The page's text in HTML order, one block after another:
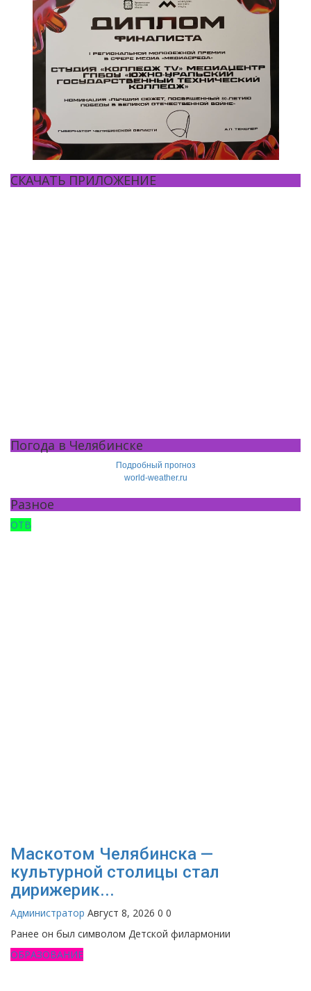
СКАЧАТЬ ПРИЛОЖЕНИЕ
Погода в Челябинске
Подробный прогноз
world-weather.ru
Разное
ОТВ
Маскотом Челябинска —
культурной столицы стал
дирижерик...
Администратор Август 8, 2026 0 0
Ранее он был символом Детской филармонии
ОБРАЗОВАНИЕ